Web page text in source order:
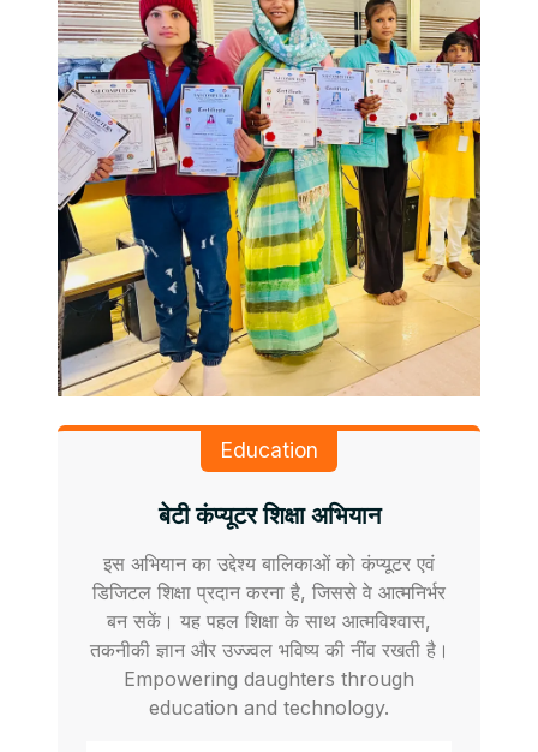
Education
बेटी कंप्यूटर शिक्षा अभियान
इस अभियान का उद्देश्य बालिकाओं को कंप्यूटर एवं
डिजिटल शिक्षा प्रदान करना है, जिससे वे आत्मनिर्भर
बन सकें। यह पहल शिक्षा के साथ आत्मविश्वास,
तकनीकी ज्ञान और उज्ज्वल भविष्य की नींव रखती है।
Empowering daughters through
education and technology.